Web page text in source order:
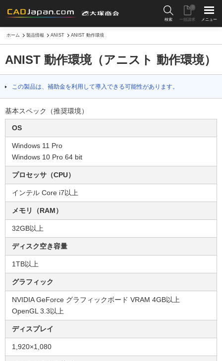
検索 一括請求
0
メニュー
ホーム 製品情報 ANIST ANIST 動作環境
ANIST 動作環境（アニスト 動作環境）
この製品は、補助金を利用して導入できる可能性があります。
基本スペック（推奨環境）
OS
Windows 11 Pro
Windows 10 Pro 64 bit
プロセッサ（CPU）
インテル Core i7以上
メモリ（RAM）
32GB以上
ディスク空き容量
1TB以上
グラフィック
NVIDIA GeForce グラフィックボード VRAM 4GB以上
OpenGL 3.3以上
ディスプレイ
1,920×1,080